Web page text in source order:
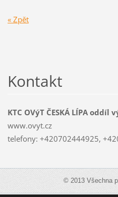
« Zpět
Kontakt
KTC OVýT ČESKÁ LÍPA
www.ovyt.cz
telefony: +420702444925,
© 2013 Všechna